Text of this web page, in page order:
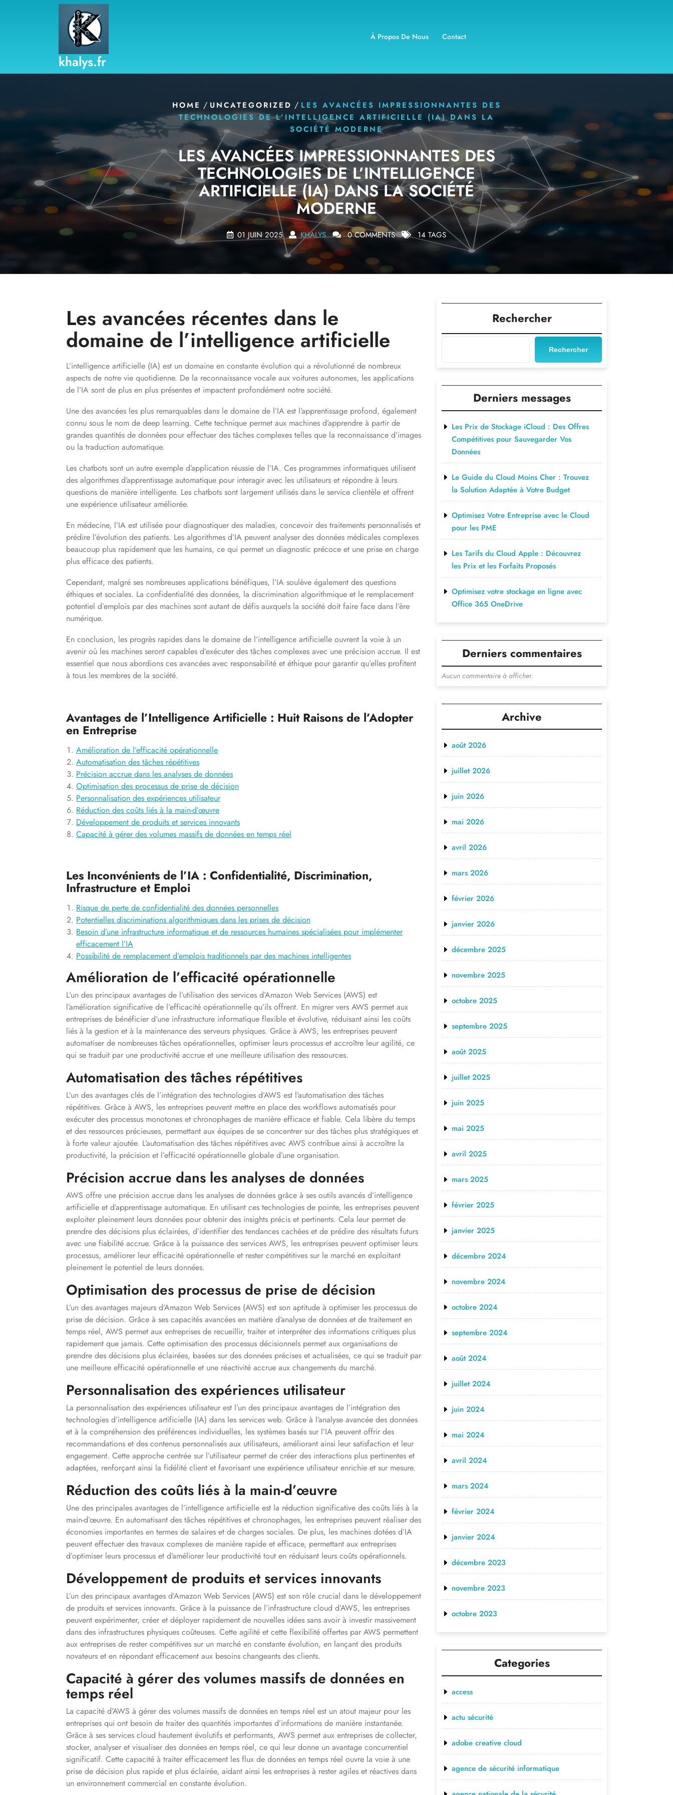
khalys.fr
À Propos De Nous Contact
HOME / UNCATEGORIZED / LES AVANCÉES IMPRESSIONNANTES DES
TECHNOLOGIES DE L’INTELLIGENCE ARTIFICIELLE (IA) DANS LA
SOCIÉTÉ MODERNE
LES AVANCÉES IMPRESSIONNANTES DES
TECHNOLOGIES DE L’INTELLIGENCE
ARTIFICIELLE (IA) DANS LA SOCIÉTÉ
MODERNE
01 JUIN 2025 KHALYS 0 COMMENTS 14 TAGS
Les avancées récentes dans le
domaine de l’intelligence artificielle
L’intelligence artificielle (IA) est un domaine en constante évolution qui a révolutionné de nombreux
aspects de notre vie quotidienne. De la reconnaissance vocale aux voitures autonomes, les applications
de l’IA sont de plus en plus présentes et impactent profondément notre société.
Une des avancées les plus remarquables dans le domaine de l’IA est l’apprentissage profond, également
connu sous le nom de deep learning. Cette technique permet aux machines d’apprendre à partir de
grandes quantités de données pour effectuer des tâches complexes telles que la reconnaissance d’images
ou la traduction automatique.
Les chatbots sont un autre exemple d’application réussie de l’IA. Ces programmes informatiques utilisent
des algorithmes d’apprentissage automatique pour interagir avec les utilisateurs et répondre à leurs
questions de manière intelligente. Les chatbots sont largement utilisés dans le service clientèle et offrent
une expérience utilisateur améliorée.
En médecine, l’IA est utilisée pour diagnostiquer des maladies, concevoir des traitements personnalisés et
prédire l’évolution des patients. Les algorithmes d’IA peuvent analyser des données médicales complexes
beaucoup plus rapidement que les humains, ce qui permet un diagnostic précoce et une prise en charge
plus efficace des patients.
Cependant, malgré ses nombreuses applications bénéfiques, l’IA soulève également des questions
éthiques et sociales. La confidentialité des données, la discrimination algorithmique et le remplacement
potentiel d’emplois par des machines sont autant de défis auxquels la société doit faire face dans l’ère
numérique.
En conclusion, les progrès rapides dans le domaine de l’intelligence artificielle ouvrent la voie à un
avenir où les machines seront capables d’exécuter des tâches complexes avec une précision accrue. Il est
essentiel que nous abordions ces avancées avec responsabilité et éthique pour garantir qu’elles profitent
à tous les membres de la société.
Avantages de l’Intelligence Artificielle : Huit Raisons de l’Adopter
en Entreprise
Amélioration de l’efficacité opérationnelle
Automatisation des tâches répétitives
Précision accrue dans les analyses de données
Optimisation des processus de prise de décision
Personnalisation des expériences utilisateur
Réduction des coûts liés à la main-d’œuvre
Développement de produits et services innovants
Capacité à gérer des volumes massifs de données en temps réel
Les Inconvénients de l’IA : Confidentialité, Discrimination,
Infrastructure et Emploi
Risque de perte de confidentialité des données personnelles
Potentielles discriminations algorithmiques dans les prises de décision
Besoin d’une infrastructure informatique et de ressources humaines spécialisées pour implémenter
efficacement l’IA
Possibilité de remplacement d’emplois traditionnels par des machines intelligentes
Amélioration de l’efficacité opérationnelle
L’un des principaux avantages de l’utilisation des services d’Amazon Web Services (AWS) est
l’amélioration significative de l’efficacité opérationnelle qu’ils offrent. En migrer vers AWS permet aux
entreprises de bénéficier d’une infrastructure informatique flexible et évolutive, réduisant ainsi les coûts
liés à la gestion et à la maintenance des serveurs physiques. Grâce à AWS, les entreprises peuvent
automatiser de nombreuses tâches opérationnelles, optimiser leurs processus et accroître leur agilité, ce
qui se traduit par une productivité accrue et une meilleure utilisation des ressources.
Automatisation des tâches répétitives
L’un des avantages clés de l’intégration des technologies d’AWS est l’automatisation des tâches
répétitives. Grâce à AWS, les entreprises peuvent mettre en place des workflows automatisés pour
exécuter des processus monotones et chronophages de manière efficace et fiable. Cela libère du temps
et des ressources précieuses, permettant aux équipes de se concentrer sur des tâches plus stratégiques et
à forte valeur ajoutée. L’automatisation des tâches répétitives avec AWS contribue ainsi à accroître la
productivité, la précision et l’efficacité opérationnelle globale d’une organisation.
Précision accrue dans les analyses de données
AWS offre une précision accrue dans les analyses de données grâce à ses outils avancés d’intelligence
artificielle et d’apprentissage automatique. En utilisant ces technologies de pointe, les entreprises peuvent
exploiter pleinement leurs données pour obtenir des insights précis et pertinents. Cela leur permet de
prendre des décisions plus éclairées, d’identifier des tendances cachées et de prédire des résultats futurs
avec une fiabilité accrue. Grâce à la puissance des services AWS, les entreprises peuvent optimiser leurs
processus, améliorer leur efficacité opérationnelle et rester compétitives sur le marché en exploitant
pleinement le potentiel de leurs données.
Optimisation des processus de prise de décision
L’un des avantages majeurs d’Amazon Web Services (AWS) est son aptitude à optimiser les processus de
prise de décision. Grâce à ses capacités avancées en matière d’analyse de données et de traitement en
temps réel, AWS permet aux entreprises de recueillir, traiter et interpréter des informations critiques plus
rapidement que jamais. Cette optimisation des processus décisionnels permet aux organisations de
prendre des décisions plus éclairées, basées sur des données précises et actualisées, ce qui se traduit par
une meilleure efficacité opérationnelle et une réactivité accrue aux changements du marché.
Personnalisation des expériences utilisateur
La personnalisation des expériences utilisateur est l’un des principaux avantages de l’intégration des
technologies d’intelligence artificielle (IA) dans les services web. Grâce à l’analyse avancée des données
et à la compréhension des préférences individuelles, les systèmes basés sur l’IA peuvent offrir des
recommandations et des contenus personnalisés aux utilisateurs, améliorant ainsi leur satisfaction et leur
engagement. Cette approche centrée sur l’utilisateur permet de créer des interactions plus pertinentes et
adaptées, renforçant ainsi la fidélité client et favorisant une expérience utilisateur enrichie et sur mesure.
Réduction des coûts liés à la main-d’œuvre
Une des principales avantages de l’intelligence artificielle est la réduction significative des coûts liés à la
main-d’œuvre. En automatisant des tâches répétitives et chronophages, les entreprises peuvent réaliser des
économies importantes en termes de salaires et de charges sociales. De plus, les machines dotées d’IA
peuvent effectuer des travaux complexes de manière rapide et efficace, permettant aux entreprises
d’optimiser leurs processus et d’améliorer leur productivité tout en réduisant leurs coûts opérationnels.
Développement de produits et services innovants
L’un des principaux avantages d’Amazon Web Services (AWS) est son rôle crucial dans le développement
de produits et services innovants. Grâce à la puissance de l’infrastructure cloud d’AWS, les entreprises
peuvent expérimenter, créer et déployer rapidement de nouvelles idées sans avoir à investir massivement
dans des infrastructures physiques coûteuses. Cette agilité et cette flexibilité offertes par AWS permettent
aux entreprises de rester compétitives sur un marché en constante évolution, en lançant des produits
novateurs et en répondant efficacement aux besoins changeants des clients.
Capacité à gérer des volumes massifs de données en
temps réel
La capacité d’AWS à gérer des volumes massifs de données en temps réel est un atout majeur pour les
entreprises qui ont besoin de traiter des quantités importantes d’informations de manière instantanée.
Grâce à ses services cloud hautement évolutifs et performants, AWS permet aux entreprises de collecter,
stocker, analyser et visualiser des données en temps réel, ce qui leur donne un avantage concurrentiel
significatif. Cette capacité à traiter efficacement les flux de données en temps réel ouvre la voie à une
prise de décision plus rapide et plus éclairée, aidant ainsi les entreprises à rester agiles et réactives dans
un environnement commercial en constante évolution.
Rechercher
Rechercher
Derniers messages
Les Prix de Stockage iCloud : Des Offres
Compétitives pour Sauvegarder Vos
Données
Le Guide du Cloud Moins Cher : Trouvez
la Solution Adaptée à Votre Budget
Optimisez Votre Entreprise avec le Cloud
pour les PME
Les Tarifs du Cloud Apple : Découvrez
les Prix et les Forfaits Proposés
Optimisez votre stockage en ligne avec
Office 365 OneDrive
Derniers commentaires
Aucun commentaire à afficher.
Archive
août 2026
juillet 2026
juin 2026
mai 2026
avril 2026
mars 2026
février 2026
janvier 2026
décembre 2025
novembre 2025
octobre 2025
septembre 2025
août 2025
juillet 2025
juin 2025
mai 2025
avril 2025
mars 2025
février 2025
janvier 2025
décembre 2024
novembre 2024
octobre 2024
septembre 2024
août 2024
juillet 2024
juin 2024
mai 2024
avril 2024
mars 2024
février 2024
janvier 2024
décembre 2023
novembre 2023
octobre 2023
Categories
access
actu sécurité
adobe creative cloud
agence de sécurité informatique